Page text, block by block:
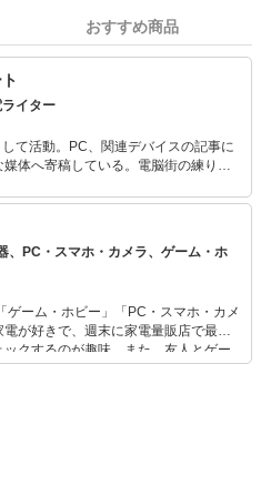
おすすめ商品
ライター
て活動。PC、関連デバイスの記事に
体へ寄稿している。電脳街の練り歩
新しいものが出るとすぐに飛びつい
、PC・スマホ・カメラ、ゲーム・ホ
ゲーム・ホビー」「PC・スマホ・カメ
が好きで、週末に家電量販店で最新
クするのが趣味。また、友人とゲー
作タイトルやイベント情報もいち早